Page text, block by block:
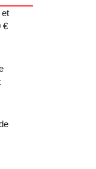
et
€